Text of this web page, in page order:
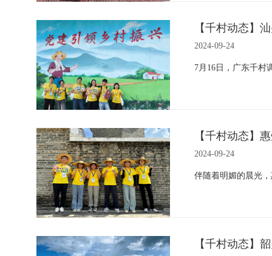
【千村动态】
2024-09-24
7月16日，广东千
【千村动态】
2024-09-24
伴随着明媚的晨光
【千村动态】